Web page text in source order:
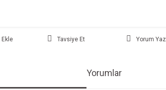
Tavsiye Et Yorum Yaz
Yorumlar